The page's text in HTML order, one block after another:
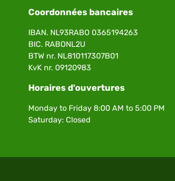
Coordonnées bancaires
IBAN. NL93RABO 0365194263
BIC. RABONL2U
BTW nr. NL810117307B01
KvK nr. 09120983
Horaires d'ouvertures
Monday to Friday 8:00 AM to 5:00 PM
Saturday: Closed